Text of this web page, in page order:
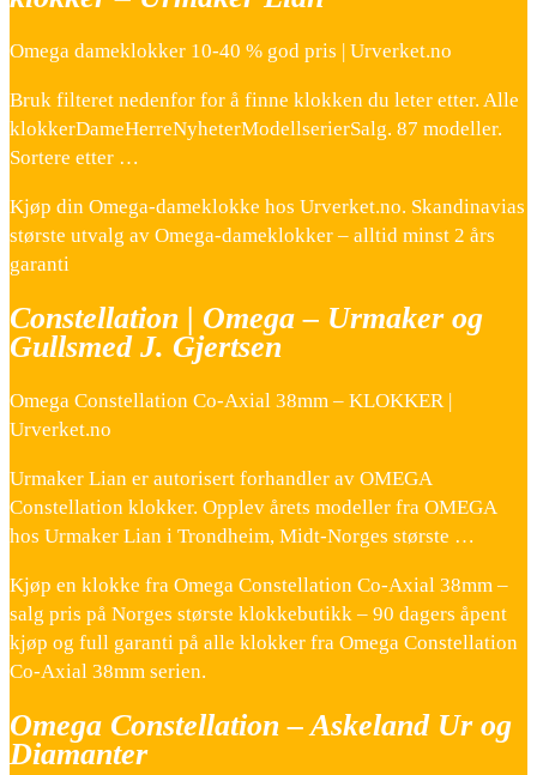
Omega dameklokker 10-40 % god pris | Urverket.no
Bruk filteret nedenfor for å finne klokken du leter etter. Alle
klokkerDameHerreNyheterModellserierSalg. 87 modeller.
Sortere etter …
Kjøp din Omega-dameklokke hos Urverket.no. Skandinavias
største utvalg av Omega-dameklokker – alltid minst 2 års
garanti
Constellation | Omega – Urmaker og
Gullsmed J. Gjertsen
Omega Constellation Co-Axial 38mm – KLOKKER |
Urverket.no
Urmaker Lian er autorisert forhandler av OMEGA
Constellation klokker. Opplev årets modeller fra OMEGA
hos Urmaker Lian i Trondheim, Midt-Norges største …
Kjøp en klokke fra Omega Constellation Co-Axial 38mm –
salg pris på Norges største klokkebutikk – 90 dagers åpent
kjøp og full garanti på alle klokker fra Omega Constellation
Co-Axial 38mm serien.
Omega Constellation – Askeland Ur og
Diamanter